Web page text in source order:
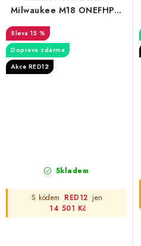
Milwaukee M18 ONEFHPX-
15 %
Doprava zdarma
Akce RED12
Skladem
S kódem RED12 jen
14 501 Kč